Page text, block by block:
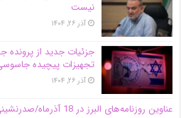
نیست
آذر ۲۶, ۱۴۰۴
جزئیات جدید از
تجهیزات پیچیده
آذر ۲۶, ۱۴۰۴
عناوین روزنامه‌های البرز در ‌18 آذرماه/صدرنشینی در ارائه خدمات زایمان بی‌درد